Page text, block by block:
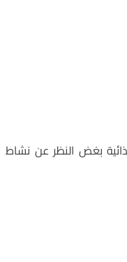
بغض النظر عن نشاط